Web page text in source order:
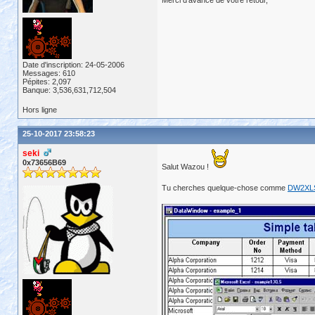
Date d'inscription: 24-05-2006
Messages: 610
Pépites: 2,097
Banque: 3,536,631,712,504
Hors ligne
25-10-2017 23:58:23
seki
0x73656B69 Salut Wazou !
Tu cherches quelque-chose comme